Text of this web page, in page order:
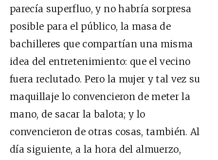
parecía superfluo, y no habría sorpresa
posible para el público, la masa de
bachilleres que compartían una misma
idea del entretenimiento: que el vecino
fuera reclutado. Pero la mujer y tal vez su
maquillaje lo convencieron de meter la
mano, de sacar la balota; y lo
convencieron de otras cosas, también. Al
día siguiente, a la hora del almuerzo,